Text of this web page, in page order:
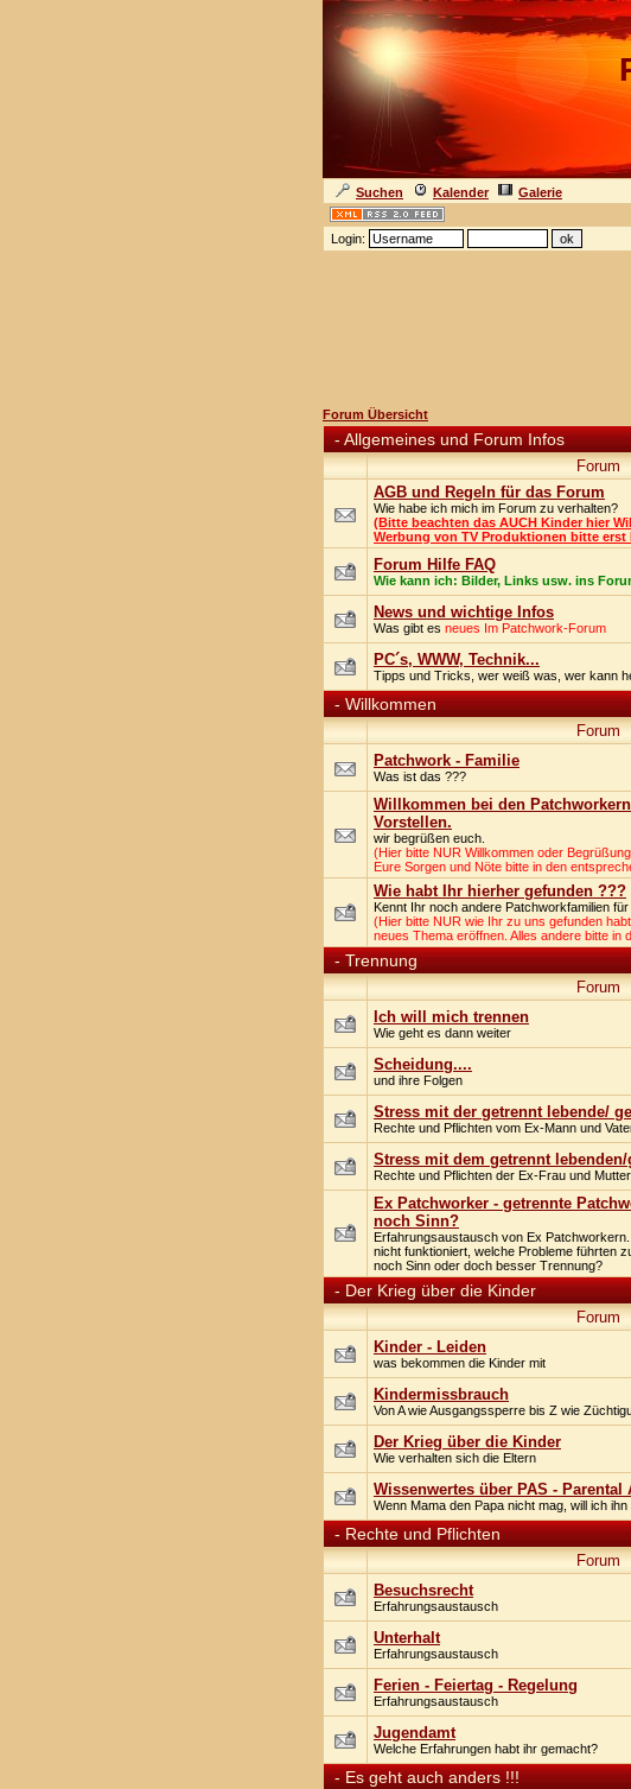
Suchen Kalender Galerie
Login:
Forum Übersicht
-Allgemeines und Forum Infos
Forum
AGB und Regeln für das Forum
Wie habe ich mich im Forum zu verhalten?
(Bitte beachten das AUCH Kinder hier
Werbung von TV Produktionen bitte erst
Forum Hilfe FAQ
Wie kann ich: Bilder, Links usw. ins
News und wichtige Infos
Was gibt es neues Im Patchwork-Forum
PC´s, WWW, Technik...
Tipps und Tricks, wer weiß was, wer kann
- Willkommen
Forum
Patchwork - Familie
Was ist das ???
Willkommen bei den
Vorstellen.
wir begrüßen euch.
(Hier bitte NUR Willkommen oder
Eure Sorgen und Nöte bitte in den
Wie habt Ihr hierher gefunden ???
Kennt Ihr noch andere Patchworkfamilien
(Hier bitte NUR wie Ihr zu uns gefunden
neues Thema eröffnen. Alles andere bitte in
- Trennung
Forum
Ich will mich trennen
Wie geht es dann weiter
Scheidung....
und ihre Folgen
Stress mit der getrennt lebende/
Rechte und Pflichten vom Ex-Mann und
Stress mit dem getrennt
Rechte und Pflichten der Ex-Frau und Mutter
Ex Patchworker - getrennte
noch Sinn?
Erfahrungsaustausch von Ex
nicht funktioniert, welche Probleme führten
noch Sinn oder doch besser Trennung?
- Der Krieg über die Kinder
Forum
Kinder - Leiden
was bekommen die Kinder mit
Kindermissbrauch
Von A wie Ausgangssperre bis Z wie
Der Krieg über die Kinder
Wie verhalten sich die Eltern
Wissenwertes über PAS -
Wenn Mama den Papa nicht mag, will ich
- Rechte und Pflichten
Forum
Besuchsrecht
Erfahrungsaustausch
Unterhalt
Erfahrungsaustausch
Ferien - Feiertag - Regelung
Erfahrungsaustausch
Jugendamt
Welche Erfahrungen habt ihr gemacht?
- Es geht auch anders !!!